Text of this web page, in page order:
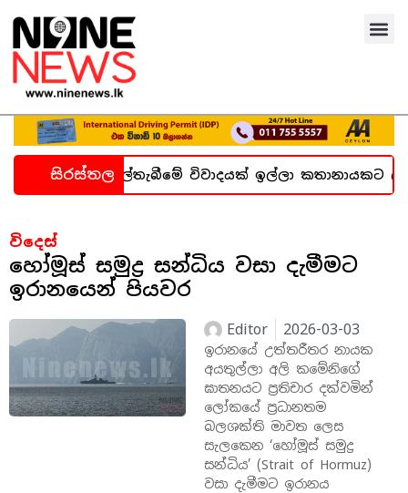
සිරස්තල
හදිසි කල්තැබීමේ විවාදයක් ඉල්ලා කතානායකට ලිපියක්
විදෙස්
හෝමූස් සමුද්‍ර සන්ධිය වසා දැමීමට
ඉරානයෙන් පියවර
Editor 2026-03-03
ඉරානයේ උත්තරීතර නායක
අයතුල්ලා අලි කමේනිගේ
ඝාතනයට ප්‍රතිචාර දක්වමින්
ලෝකයේ ප්‍රධානතම
බලශක්ති මාවත ලෙස
සැලකෙන ‘හෝමූස් සමුද්‍ර
සන්ධිය’ (Strait of Hormuz)
වසා දැමීමට ඉරානය